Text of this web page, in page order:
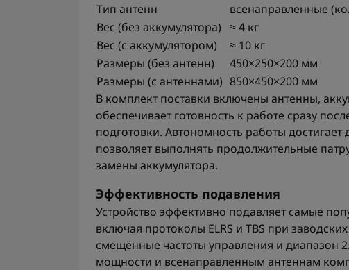
Тип антенн
всенаправленные
Вес (без аккумулятора) ≈ 4 кг
Вес (с аккумулятором)
≈ 10 кг
Размеры (без антенн)
450×250×200 мм
Размеры (с антеннами) 850×450×200 мм
В комплект поставки включены антенны,
обеспечивает готовность к работе сразу
подготовки. Автономность работы
позволяет выполнять продолжительные
замены аккумулятора.
Эффективность подавления
Устройство эффективно подавляет самые
включая протоколы ELRS и TBS при
смещённые частоты управления и диапазон
мощности и всенаправленным антеннам